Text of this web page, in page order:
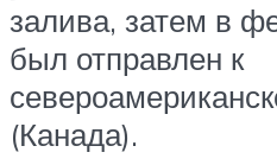
залива, затем в
был отправлен к
(Канада).